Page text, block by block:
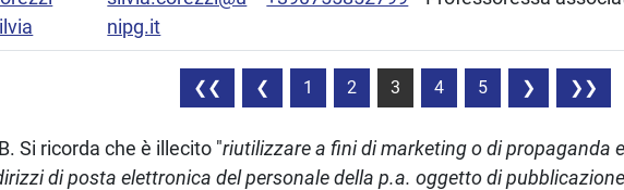
nipg.it
1 2 3 4 5
Si ricorda che è illecito "riutilizzare a fini di marketing o di propaganda
di posta elettronica del personale della p.a. oggetto di